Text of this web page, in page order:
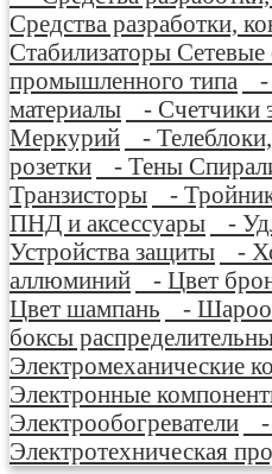
Средства разработки,
Стабилизаторы
промышленного типа
-
материалы
- Счетчики
Меркурий
-
розетки
- Тены
Транзисторы
-
ПНД и аксессуары
-
Устройства защиты
-
аллюминий
- Цвет
Цвет шампань
-
боксы
Электромеханические
Электронные
Электрообогреватели
-
Электротехническая